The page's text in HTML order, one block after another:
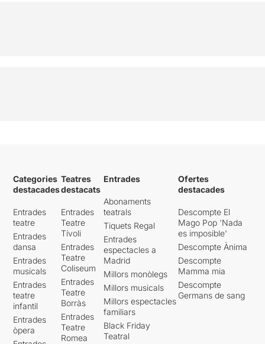
Categories
destacades
Entrades
teatre
Entrades
dansa
Entrades
musicals
Entrades
teatre
infantil
Entrades
òpera
Teatres
destacats
Entrades
Teatre
Tívoli
Entrades
Teatre
Coliseum
Entrades
Teatre
Borràs
Entrades
Teatre
Romea
Entrades
Abonaments
teatrals
Tiquets Regal
Entrades
espectacles a
Madrid
Millors monòlegs
Millors musicals
Millors espectacles
familiars
Black Friday
Teatral
Ofertes
destacades
Descompte El
Mago Pop 'Nada
es imposible'
Descompte Ànima
Descompte
Mamma mia
Descompte
Germans de sang